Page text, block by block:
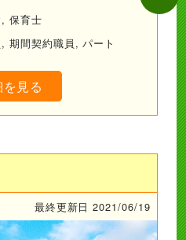
保育士
期間契約職員, パート
見る
最終更新日 2021/06/19